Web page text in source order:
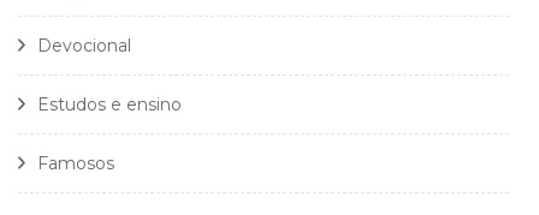
Devocional
Estudos e ensino
Famosos